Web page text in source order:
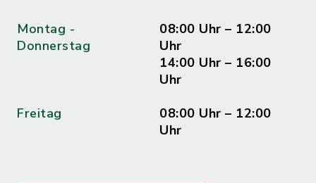
Montag -
Donnerstag
08:00 Uhr – 12:00
Uhr
14:00 Uhr – 16:00
Uhr
Freitag
08:00 Uhr – 12:00
Uhr